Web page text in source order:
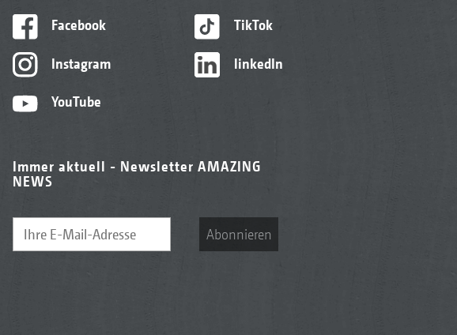
Facebook
Instagram
YouTube
TikTok
linkedIn
Immer aktuell - Newsletter AMAZING
NEWS
Abonnieren